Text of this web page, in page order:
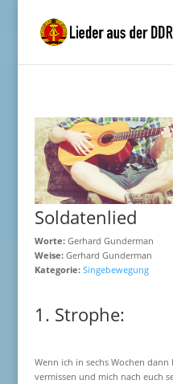
Soldatenlied
Worte:Gerhard Gunderman
Weise:Gerhard Gunderman
Kategorie: Singebewegung
1. Strophe:
Wenn ich in sechs Wochen
vermissen und mich nach euch